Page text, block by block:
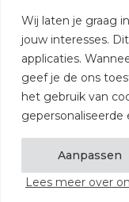
Wij laten je graag
jouw interesses.
applicaties.
geef je de ons
het gebruik van
gepersonaliseerde
Aanpassen
Lees meer over
© 2026 NVD
Privacy statement
Disclaimer